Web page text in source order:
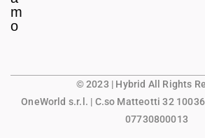
m
o
© 2023 | Hybrid All Rights
OneWorld s.r.l. | C.so Matteotti 32
07730800013